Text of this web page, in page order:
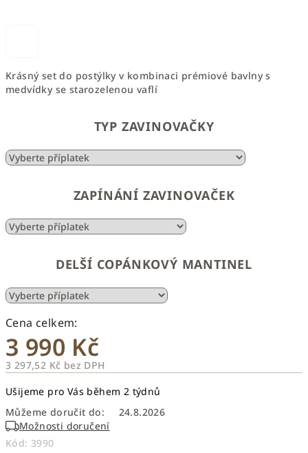
Krásný set do postýlky v kombinaci prémiové bavlny s
medvídky se starozelenou vaflí
TYP ZAVINOVAČKY
ZAPÍNÁNÍ ZAVINOVAČEK
DELŠÍ COPÁNKOVÝ MANTINEL
3 990 Kč
3 297,52 Kč bez DPH
cena:
Ušijeme pro Vás během 2 týdnů
Můžeme doručit do:
24.8.2026
Možnosti doručení
Kód: 3990